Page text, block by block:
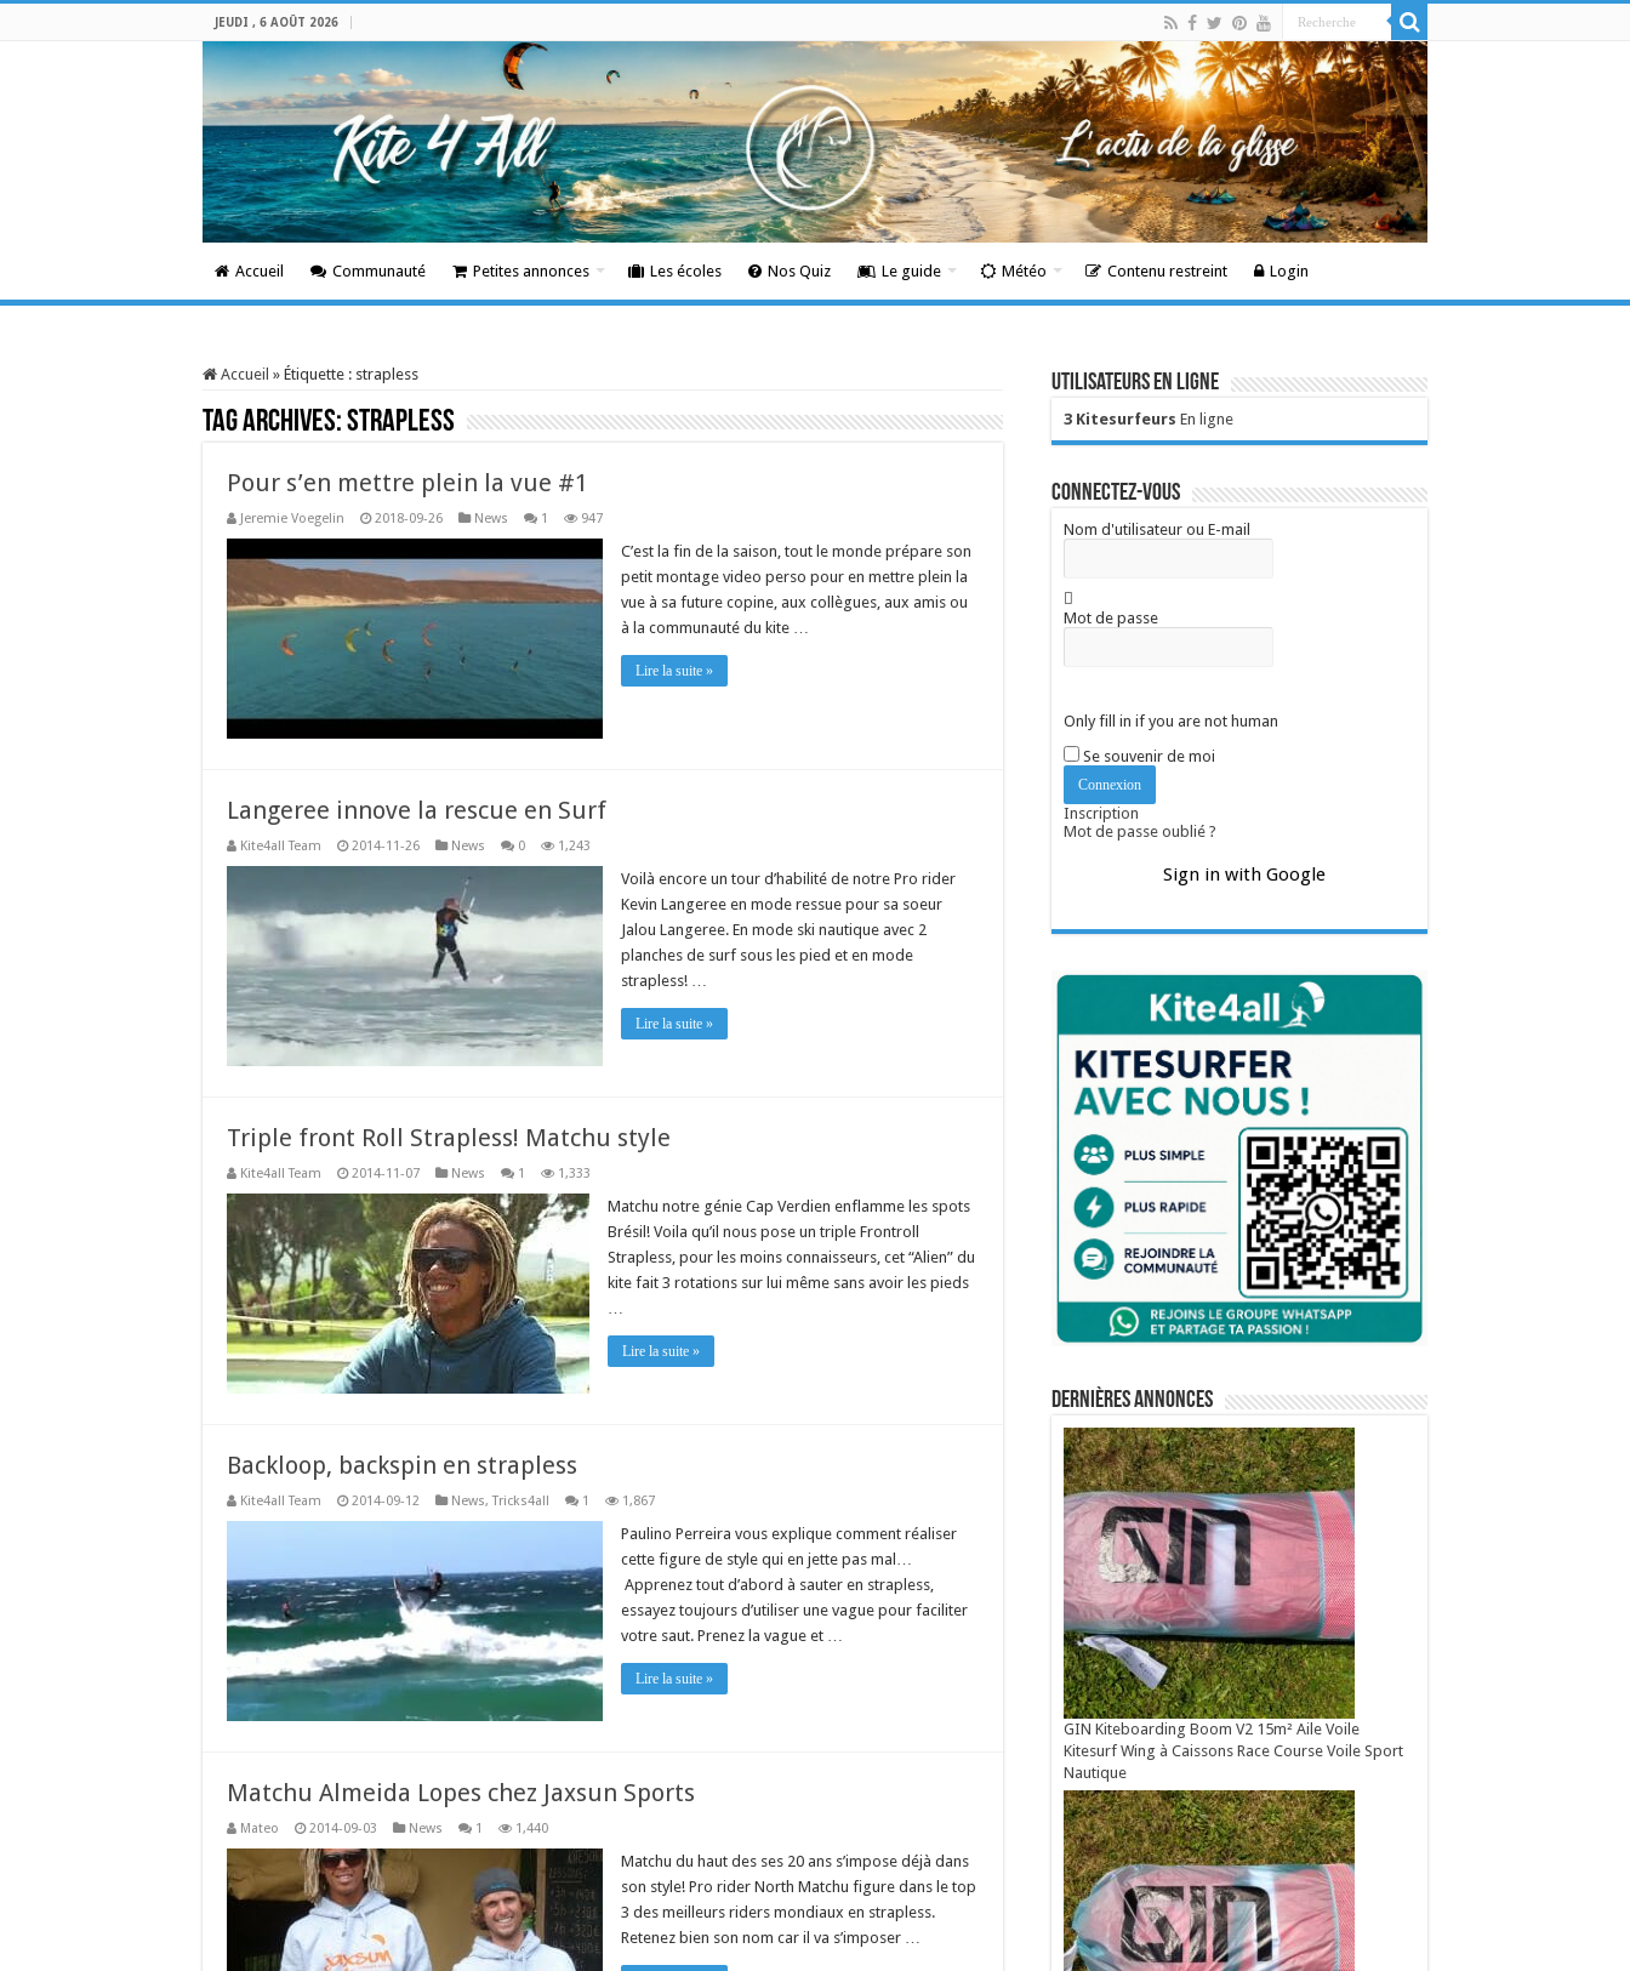
JEUDI , 6 AOÛT 2026
Accueil Communauté Petites annonces Les écoles Nos Quiz Le guide Météo Contenu restreint Login
Accueil » Étiquette : strapless
Tag Archives:strapless
Pour s’en mettre plein la vue #1
Jeremie Voegelin 2018-09-26 News 1 947
C’est la fin de la saison, tout le monde prépare son
petit montage video perso pour en mettre plein la
vue à sa future copine, aux collègues, aux amis ou
à la communauté du kite …
Lire la suite »
Langeree innove la rescue en Surf
Kite4all Team 2014-11-26 News 0 1,243
Voilà encore un tour d’habilité de notre Pro rider
Kevin Langeree en mode ressue pour sa soeur
Jalou Langeree. En mode ski nautique avec 2
planches de surf sous les pied et en mode
strapless! …
Lire la suite »
Triple front Roll Strapless! Matchu style
Kite4all Team 2014-11-07 News 1 1,333
Matchu notre génie Cap Verdien enflamme les spots
Brésil! Voila qu’il nous pose un triple Frontroll
Strapless, pour les moins connaisseurs, cet “Alien” du
kite fait 3 rotations sur lui même sans avoir les pieds
…
Lire la suite »
Backloop, backspin en strapless
Kite4all Team 2014-09-12 News,Tricks4all 1 1,867
Paulino Perreira vous explique comment réaliser
cette figure de style qui en jette pas mal…
Apprenez tout d’abord à sauter en strapless,
essayez toujours d’utiliser une vague pour faciliter
votre saut. Prenez la vague et …
Lire la suite »
Matchu Almeida Lopes chez Jaxsun Sports
Mateo 2014-09-03 News 1 1,440
Matchu du haut des ses 20 ans s’impose déjà dans
son style! Pro rider North Matchu figure dans le top
3 des meilleurs riders mondiaux en strapless.
Retenez bien son nom car il va s’imposer …
Utilisateurs en ligne
3 Kitesurfeurs En ligne
Connectez-vous
Nom d'utilisateur ou E-mail
Mot de passe
Only fill in if you are not human
Se souvenir de moi
Inscription
Mot de passe oublié ?
Sign in with Google
Dernières annonces
GIN Kiteboarding Boom V2 15m² Aile Voile
Kitesurf Wing à Caissons Race Course Voile Sport
Nautique